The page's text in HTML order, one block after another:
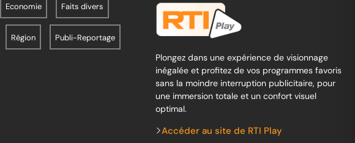
Economie Faits divers
Région Publi-Reportage
Plongez dans une expérience de visionnage
inégalée et profitez de vos programmes favoris
sans la moindre interruption publicitaire, pour
une immersion totale et un confort visuel
optimal.
Accéder au site de RTI Play